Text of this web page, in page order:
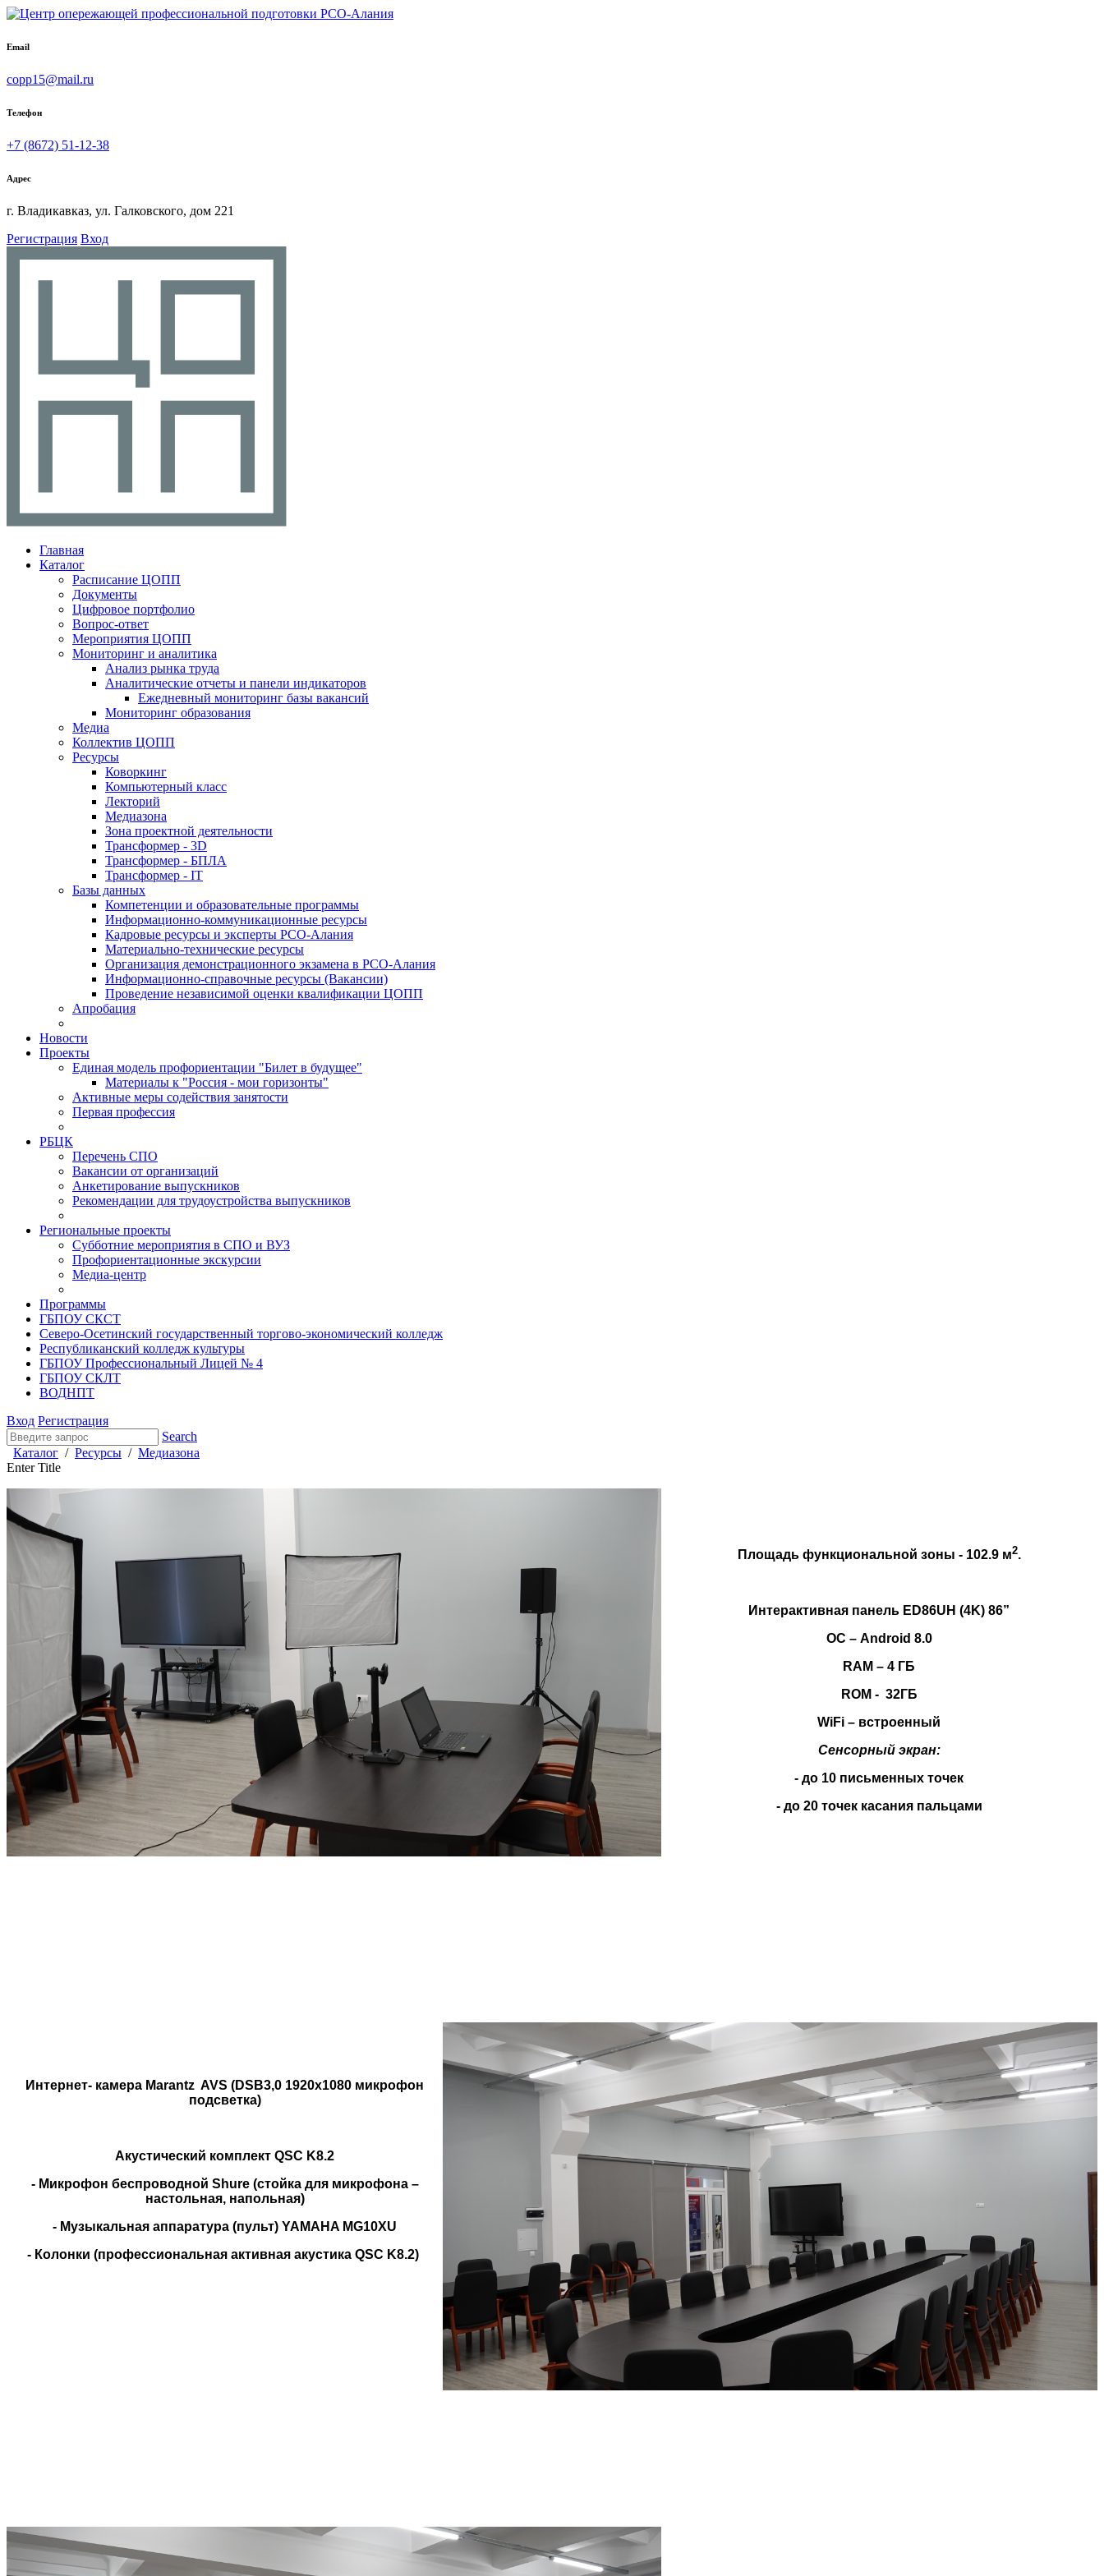
Email
copp15@mail.ru
Телефон
+7 (8672) 51-12-38
Адрес
г. Владикавказ, ул. Галковского, дом 221
Регистрация Вход
Главная
Каталог
Расписание ЦОПП
Документы
Цифровое портфолио
Вопрос-ответ
Мероприятия ЦОПП
Мониторинг и аналитика
Анализ рынка труда
Аналитические отчеты и панели индикаторов
Ежедневный мониторинг базы вакансий
Мониторинг образования
Медиа
Коллектив ЦОПП
Ресурсы
Коворкинг
Компьютерный класс
Лекторий
Медиазона
Зона проектной деятельности
Трансформер - 3D
Трансформер - БПЛА
Трансформер - IT
Базы данных
Компетенции и образовательные программы
Информационно-коммуникационные ресурсы
Кадровые ресурсы и эксперты РСО-Алания
Материально-технические ресурсы
Организация демонстрационного экзамена в РСО-Алания
Информационно-справочные ресурсы (Вакансии)
Проведение независимой оценки квалификации ЦОПП
Апробация
Новости
Проекты
Единая модель профориентации "Билет в будущее"
Материалы к "Россия - мои горизонты"
Активные меры содействия занятости
Первая профессия
РБЦК
Перечень СПО
Вакансии от организаций
Анкетирование выпускников
Рекомендации для трудоустройства выпускников
Региональные проекты
Субботние мероприятия в СПО и ВУЗ
Профориентационные экскурсии
Медиа-центр
Программы
ГБПОУ СКСТ
Северо-Осетинский государственный торгово-экономический колледж
Республиканский колледж культуры
ГБПОУ Профессиональный Лицей № 4
ГБПОУ СКЛТ
ВОДНПТ
Вход Регистрация
Search
Каталог / Ресурсы / Медиазона
Enter Title
Площадь функциональной зоны - 102.9 м2.
Интерактивная панель ED86UH (4K) 86”
ОС – Android 8.0
RAM – 4 ГБ
ROM - 32ГБ
WiFi – встроенный
Сенсорный экран:
- до 10 письменных точек
- до 20 точек касания пальцами
Интернет- камера Marantz AVS (DSB3,0 1920x1080 микрофон
подсветка)
Акустический комплект QSC K8.2
- Микрофон беспроводной Shure (стойка для микрофона –
настольная, напольная)
- Музыкальная аппаратура (пульт) YAMAHA MG10XU
- Колонки (профессиональная активная акустика QSC K8.2)